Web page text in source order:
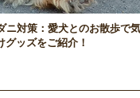
ニ対策：愛犬とのお散歩で
ッズをご紹介！